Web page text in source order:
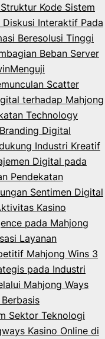
Kode Sistem
Interaktif Pada
Beresolusi Tinggi
Beban Server
Menguji
Scatter
terhadap Mahjong
Technology
Digital
Industri Kreatif
Digital pada
Pendekatan
Sentimen Digital
Kasino
pada Mahjong
Layanan
Mahjong Wins 3
pada Industri
Mahjong Ways
Sektor Teknologi
Kasino Online di